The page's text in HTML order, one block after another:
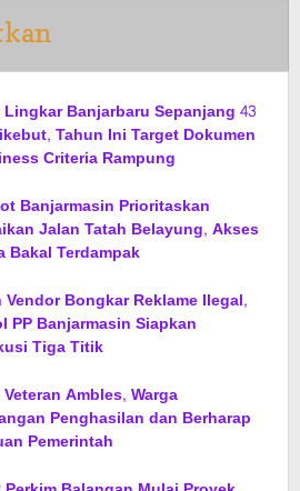
Banjarbaru Sepanjang 43
Tahun Ini Target Dokumen
Criteria Rampung
Banjarmasin Prioritaskan
Jalan Tatah Belayung, Akses
Bakal Terdampak
Bongkar Reklame Ilegal,
PP Banjarmasin Siapkan
Tiga Titik
Ambles, Warga
Penghasilan dan Berharap
Pemerintah